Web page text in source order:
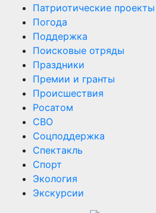
Патриотические проекты
Погода
Поддержка
Поисковые отряды
Праздники
Премии и гранты
Происшествия
Росатом
СВО
Соцподдержка
Спектакль
Спорт
Экология
Экскурсии